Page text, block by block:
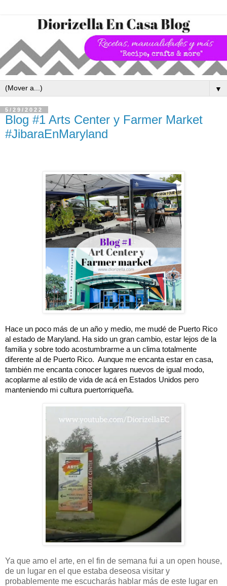
▼
5/29/2022
Blog #1 Arts Center y Farmer Market
#JibaraEnMaryland
Hace un poco más de un año y medio, me mudé de Puerto Rico
al estado de Maryland. Ha sido un gran cambio, estar lejos de la
familia y sobre todo acostumbrarme a un clima totalmente
diferente al de Puerto Rico.  Aunque me encanta estar en casa,
también me encanta conocer lugares nuevos de igual modo,
acoplarme al estilo de vida de acá en Estados Unidos pero
manteniendo mi cultura puertorriqueña.
Ya que amo el arte, en el fin de semana fui a un open house,
de un lugar en el que estaba deseosa visitar y
probablemente me escucharás hablar más de este lugar en